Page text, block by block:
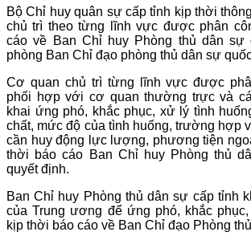
Bộ Chỉ huy quân sự cấp tỉnh kịp thời
chủ trì theo từng lĩnh vực được phân
cáo về Ban Chỉ huy Phòng thủ dân sự
phòng Ban Chỉ đạo phòng thủ dân sự
Cơ quan chủ trì từng lĩnh vực được
phối hợp với cơ quan thường trực và
khai ứng phó, khắc phục, xử lý tình
chất, mức độ của tình huống, trường hợp
cần huy động lực lượng, phương tiện
thời báo cáo Ban Chỉ huy Phòng thủ
quyết định.
Ban Chỉ huy Phòng thủ dân sự cấp tỉnh
của Trung ương để ứng phó, khắc
kịp thời báo cáo về Ban Chỉ đạo Phòng